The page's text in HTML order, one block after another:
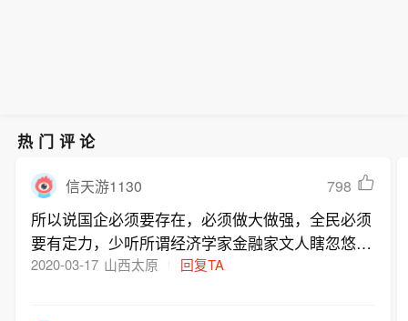
热门评论
信天游1130 798
所以说国企必须要存在，必须做大做强，全民必须
要有定力，少听所谓经济学家金融家文人瞎忽悠，
那些人良心喂狗了，社保也是国企利润补，这次役
2020-03-17 山西太原 回复TA